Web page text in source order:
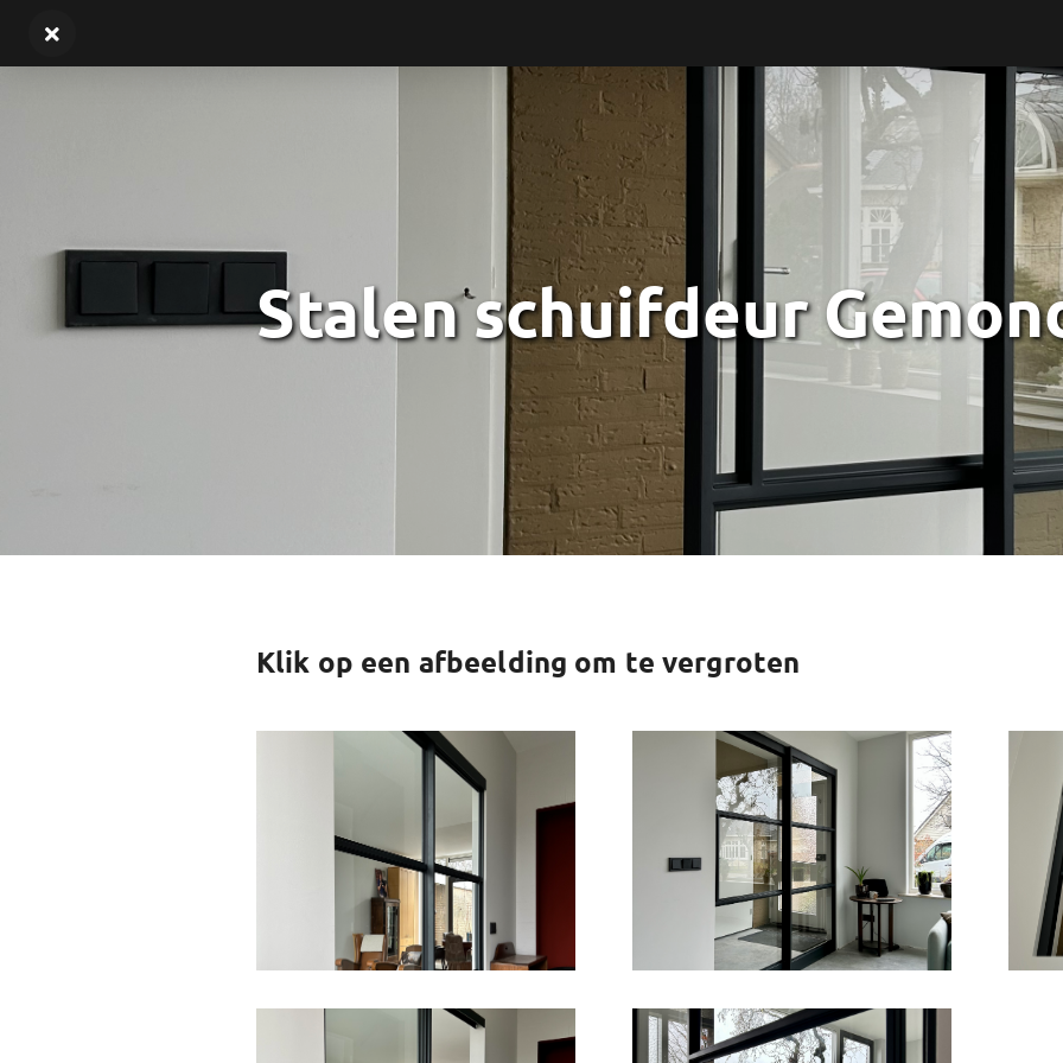
Stalen schuifdeur
Klik op een afbeelding om te vergroten